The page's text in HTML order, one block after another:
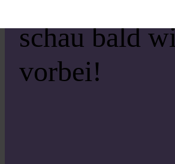
schau bald
vorbei!